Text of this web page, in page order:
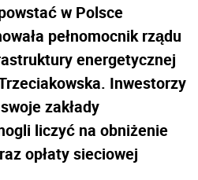
w Polsce
pełnomocnik rządu
energetycznej
Inwestorzy
zakłady
liczyć na obniżenie
opłaty sieciowej